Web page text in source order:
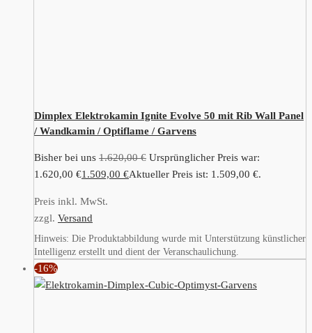
Dimplex Elektrokamin Ignite Evolve 50 mit Rib Wall Panel
/ Wandkamin / Optiflame / Garvens
Bisher bei uns 1.620,00€ Ursprünglicher Preis war:
1.620,00 €1.509,00 €Aktueller Preis ist: 1.509,00 €.
Preis inkl. MwSt.
zzgl. Versand
Hinweis: Die Produktabbildung wurde mit Unterstützung künstlicher
Intelligenz erstellt und dient der Veranschaulichung.
-16%